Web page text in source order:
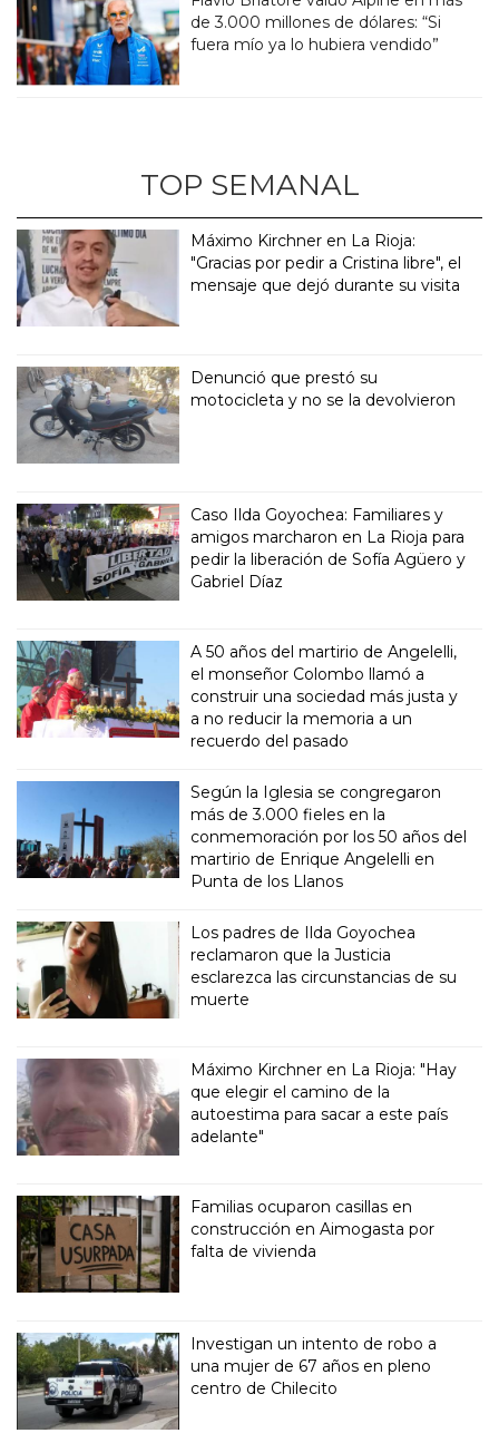
de 3.000 millones de dólares: “Si
fuera mío ya lo hubiera vendido”
TOP SEMANAL
Máximo Kirchner en La Rioja:
"Gracias por pedir a Cristina libre", el
mensaje que dejó durante su visita
Denunció que prestó su
motocicleta y no se la devolvieron
Caso Ilda Goyochea: Familiares y
amigos marcharon en La Rioja para
pedir la liberación de Sofía Agüero y
Gabriel Díaz
A 50 años del martirio de Angelelli,
el monseñor Colombo llamó a
construir una sociedad más justa y
a no reducir la memoria a un
recuerdo del pasado
Según la Iglesia se congregaron
más de 3.000 fieles en la
conmemoración por los 50 años del
martirio de Enrique Angelelli en
Punta de los Llanos
Los padres de Ilda Goyochea
reclamaron que la Justicia
esclarezca las circunstancias de su
muerte
Máximo Kirchner en La Rioja: "Hay
que elegir el camino de la
autoestima para sacar a este país
adelante"
Familias ocuparon casillas en
construcción en Aimogasta por
falta de vivienda
Investigan un intento de robo a
una mujer de 67 años en pleno
centro de Chilecito